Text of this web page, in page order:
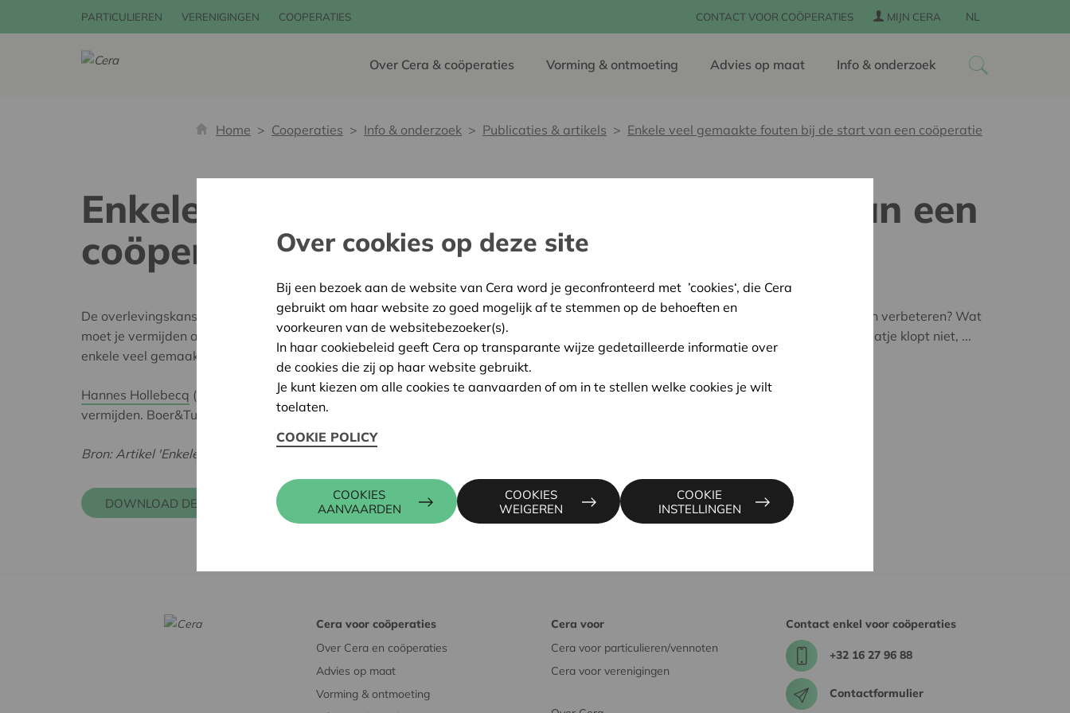
PARTICULIEREN VERENIGINGEN COOPERATIES CONTACT VOOR COÖPERATIES MIJN CERA NL
Over Cera & coöperaties Vorming & ontmoeting Advies op maat Info & onderzoek
Home Cooperaties Info & onderzoek Publicaties & artikels Enkele veel gemaakte fouten bij de start van een coöperatie
Enkele veel gemaakte fouten bij de start van een
coöperatie
De overlevingskans van coöperaties mag dan groter zijn dan bij niet-coöperatieve ondernemingen, de vraag is hoe we dat nog kunnen verbeteren? Wat
moet je vermijden als je een coöperatie opstart? Gebrek aan een goede missie, te weinig of onverstandig investeren, het financiële plaatje klopt niet, ...
enkele veel gemaakte fouten waar je beter even over nadenkt als starter.
Hannes Hollebecq (Cera) en Mon Verrydt (Starterslabo) gaven tijdens het Cera Coop Eventop 13 oktober 2020 tips om deze fouten te
vermijden. Boer&Tuinder wijdde er een artikel aan.
Bron: Artikel 'Enkele veel gemaakte fouten bij de start van een coöperatie', Boer&Tuinder, 4 februari 2021
DOWNLOAD DE PDF
Cera voor coöperaties
Over Cera en coöperaties
Advies op maat
Vorming & ontmoeting
Cera voor
Cera voor particulieren/vennoten
Cera voor verenigingen
Contact enkel voor coöperaties
+32 16 27 96 88
Contactformulier
Over cookies op deze site
Bij een bezoek aan de website van Cera word je geconfronteerd met ’cookies‘, die Cera
gebruikt om haar website zo goed mogelijk af te stemmen op de behoeften en
voorkeuren van de websitebezoeker(s).
In haar cookiebeleid geeft Cera op transparante wijze gedetailleerde informatie over
de cookies die zij op haar website gebruikt.
Je kunt kiezen om alle cookies te aanvaarden of om in te stellen welke cookies je wilt
toelaten.
COOKIE POLICY
COOKIES
AANVAARDEN
COOKIES
WEIGEREN
COOKIE
INSTELLINGEN